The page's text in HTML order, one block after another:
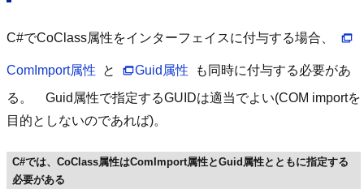
C#でCoClass属性をインターフェイスに付与する場合、
ComImport属性 と Guid属性
も同時に付与する必要があ
る。 Guid属性で指定するGUIDは適当でよい(COM importを
目的としないのであれば)。
C#では、CoClass属性はComImport属性とGuid属性とともに指定する
必要がある